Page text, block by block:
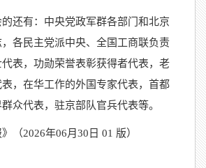
还有：中央党政军群各部门和北京
各民主党派中央、全国工商联负责
表，功勋荣誉表彰获得者代表，老
，在华工作的外国专家代表，首都
众代表，驻京部队官兵代表等。
》（2026年06月30日 01 版）